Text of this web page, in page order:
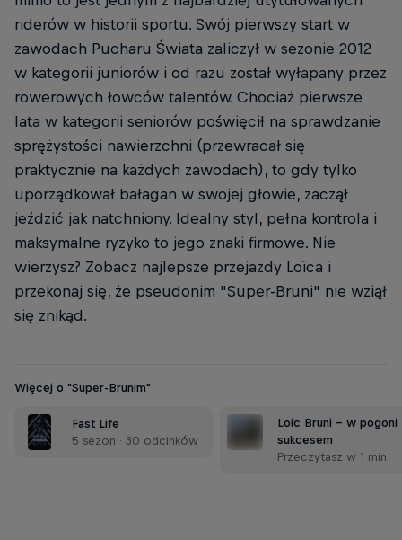
riderów w historii sportu. Swój pierwszy start w
zawodach Pucharu Świata zaliczył w sezonie 2012
w kategorii juniorów i od razu został wyłapany przez
rowerowych łowców talentów. Chociaż pierwsze
lata w kategorii seniorów poświęcił na sprawdzanie
sprężystości nawierzchni (przewracał się
praktycznie na każdych zawodach), to gdy tylko
uporządkował bałagan w swojej głowie, zaczął
jeździć jak natchniony. Idealny styl, pełna kontrola i
maksymalne ryzyko to jego znaki firmowe. Nie
wierzysz? Zobacz najlepsze przejazdy Loïca i
przekonaj się, że pseudonim "Super-Bruni" nie wziął
się znikąd.
Więcej o "Super-Brunim"
Fast Life
5 sezon · 30 odcinków
Loic Bruni - w pogoni
sukcesem
Przeczytasz w 1 min